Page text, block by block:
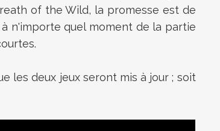
of the Wild, la promesse est de
n'importe quel moment de la partie
les deux jeux seront mis à jour ; soit